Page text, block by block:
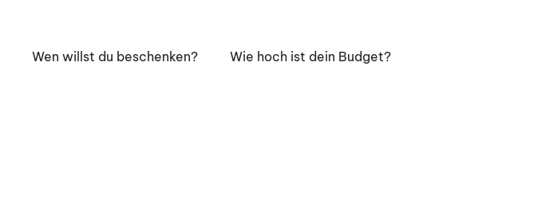
Wen willst du beschenken? Wie hoch ist dein Budget?